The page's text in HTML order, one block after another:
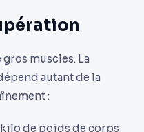
muscles. La
autant de la
:
kilo de poids de corps